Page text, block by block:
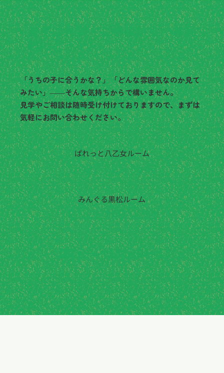
まずは見学・ご相談から、お気
軽にどうぞ
「うちの子に合うかな？」「どんな雰囲気なのか見て
みたい」――そんな気持ちからで構いません。
見学やご相談は随時受け付けておりますので、まずは
気軽にお問い合わせください。
ぱれっと八乙女ルーム
022-725-8642
みんぐる黒松ルーム
022-343-0231
メールでお問い合わせ